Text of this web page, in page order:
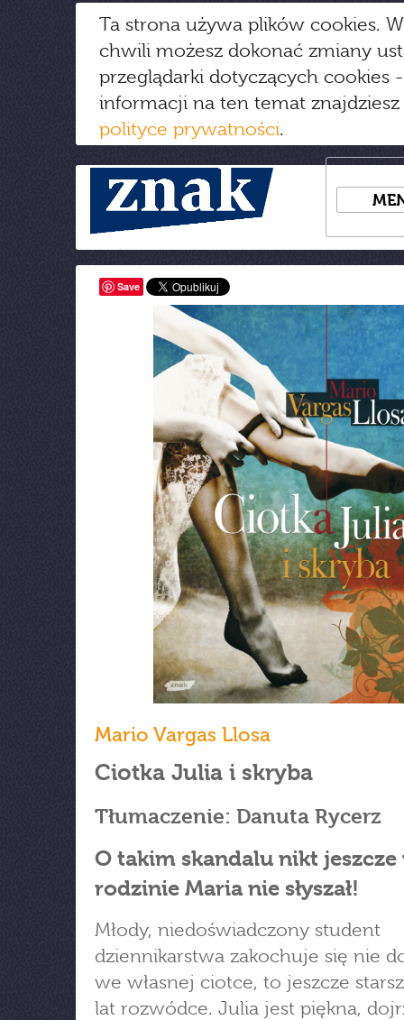
Ta strona używa plików cookies.
chwili możesz dokonać zmiany
przeglądarki dotyczących cookies
informacji na ten temat
polityce prywatności.
Save
Mario Vargas Llosa
Ciotka Julia i skryba
Tłumaczenie: Danuta Rycerz
O takim skandalu nikt jeszcze
rodzinie Maria nie słyszał!
Młody, niedoświadczony student
dziennikarstwa zakochuje się nie
we własnej ciotce, to jeszcze
lat rozwódce. Julia jest piękna,